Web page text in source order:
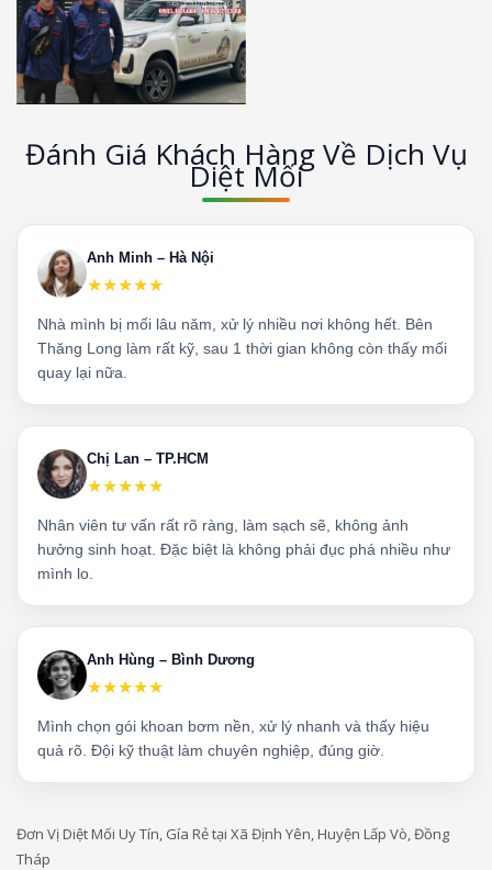
Đánh Giá Khách Hàng Về Dịch Vụ
Diệt Mối
Anh Minh – Hà Nội
★★★★★
Nhà mình bị mối lâu năm, xử lý nhiều nơi không hết. Bên
Thăng Long làm rất kỹ, sau 1 thời gian không còn thấy mối
quay lại nữa.
Chị Lan – TP.HCM
★★★★★
Nhân viên tư vấn rất rõ ràng, làm sạch sẽ, không ảnh
hưởng sinh hoạt. Đặc biệt là không phải đục phá nhiều như
mình lo.
Anh Hùng – Bình Dương
★★★★★
Mình chọn gói khoan bơm nền, xử lý nhanh và thấy hiệu
quả rõ. Đội kỹ thuật làm chuyên nghiệp, đúng giờ.
Đơn Vị Diệt Mối Uy Tín, Gía Rẻ tại Xã Định Yên, Huyện Lấp Vò, Đồng
Tháp